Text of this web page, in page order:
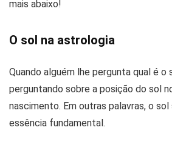
mais abaixo!
O sol na astrologia
Quando alguém lhe pergunta qual é o
perguntando sobre a posição do sol
nascimento. Em outras palavras, o
essência fundamental.